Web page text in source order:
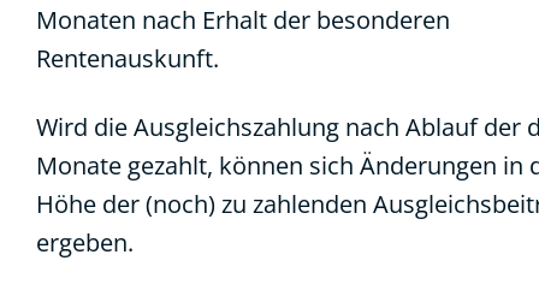
Monaten nach Erhalt der besonderen
Rentenauskunft.
Wird die Ausgleichszahlung nach Ablauf der
Monate gezahlt, können sich Änderungen in
Höhe der (noch) zu zahlenden
ergeben.